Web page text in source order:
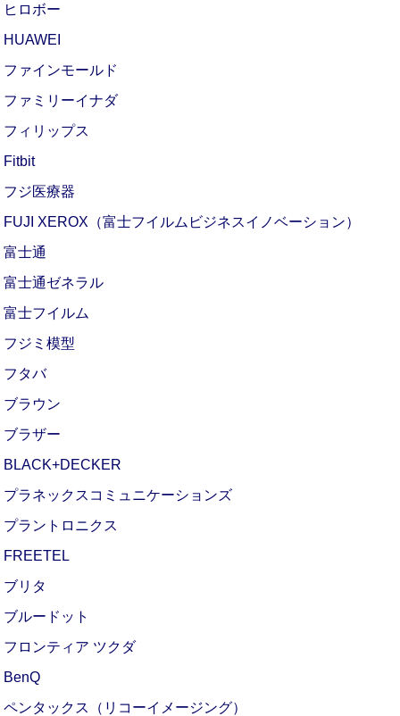
ヒロボー
HUAWEI
ファインモールド
ファミリーイナダ
フィリップス
Fitbit
フジ医療器
FUJI XEROX（富士フイルムビジネスイノベーション）
富士通
富士通ゼネラル
富士フイルム
フジミ模型
フタバ
ブラウン
ブラザー
BLACK+DECKER
プラネックスコミュニケーションズ
プラントロニクス
FREETEL
ブリタ
ブルードット
フロンティア ツクダ
BenQ
ペンタックス（リコーイメージング）